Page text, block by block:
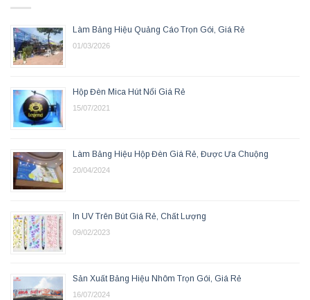
Làm Bảng Hiệu Quảng Cáo Trọn Gói, Giá Rẻ
01/03/2026
Hộp Đèn Mica Hút Nổi Giá Rẻ
15/07/2021
Làm Bảng Hiệu Hộp Đèn Giá Rẻ, Được Ưa Chuộng
20/04/2024
In UV Trên Bút Giá Rẻ, Chất Lượng
09/02/2023
Sản Xuất Bảng Hiệu Nhôm Trọn Gói, Giá Rẻ
16/07/2024